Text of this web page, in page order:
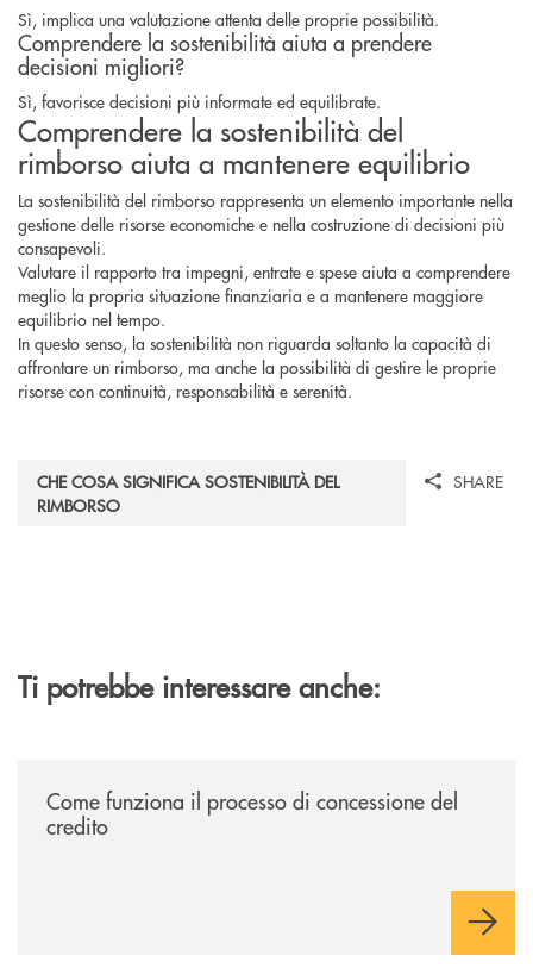
Sì, implica una valutazione attenta delle proprie possibilità.
Comprendere la sostenibilità aiuta a prendere
decisioni migliori?
Sì, favorisce decisioni più informate ed equilibrate.
Comprendere la sostenibilità del
rimborso aiuta a mantenere equilibrio
La sostenibilità del rimborso rappresenta un elemento importante nella
gestione delle risorse economiche e nella costruzione di decisioni più
consapevoli.
Valutare il rapporto tra impegni, entrate e spese aiuta a comprendere
meglio la propria situazione finanziaria e a mantenere maggiore
equilibrio nel tempo.
In questo senso, la sostenibilità non riguarda soltanto la capacità di
affrontare un rimborso, ma anche la possibilità di gestire le proprie
risorse con continuità, responsabilità e serenità.
CHE COSA SIGNIFICA SOSTENIBILITÀ DEL
RIMBORSO
SHARE
Ti potrebbe interessare anche:
Come funziona il processo di concessione del
credito